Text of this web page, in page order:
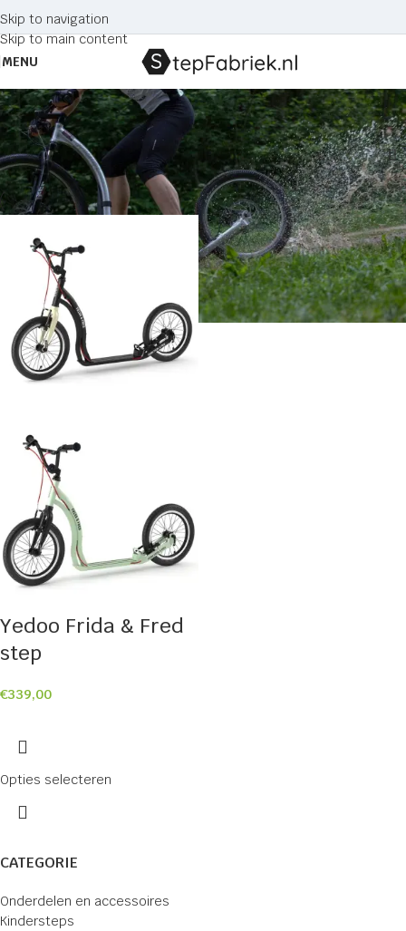
Skip to navigation
Skip to main content
MENU
kindersteps
CATEGORIE
Onderdelen en accessoires
Kindersteps
Home Producten getagged “kindersteps”
Yedoo Frida & Fred
step
€339,00
Opties selecteren